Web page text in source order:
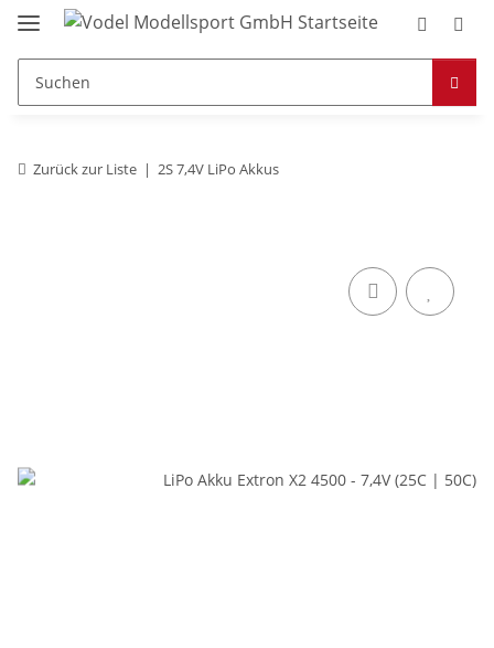
Zurück zur Liste 2S 7,4V LiPo Akkus